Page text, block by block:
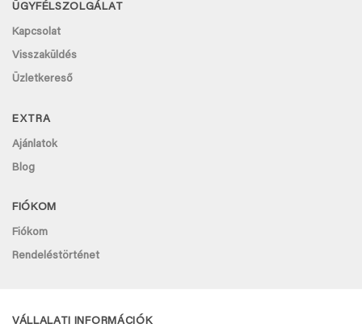
ÜGYFÉLSZOLGÁLAT
Kapcsolat
Visszaküldés
Üzletkereső
EXTRA
Ajánlatok
Blog
FIÓKOM
Fiókom
Rendeléstörténet
VÁLLALATI INFORMÁCIÓK